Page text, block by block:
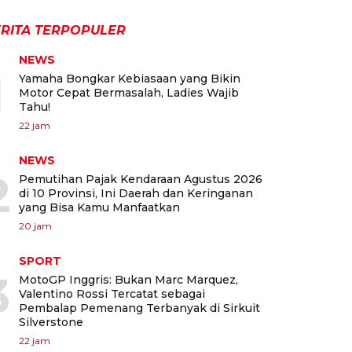
TERPOPULER
NEWS
Yamaha Bongkar Kebiasaan yang Bikin
Motor Cepat Bermasalah, Ladies Wajib
Tahu!
22 jam
NEWS
Pemutihan Pajak Kendaraan Agustus 2026
di 10 Provinsi, Ini Daerah dan Keringanan
yang Bisa Kamu Manfaatkan
20 jam
SPORT
MotoGP Inggris: Bukan Marc Marquez,
Valentino Rossi Tercatat sebagai
Pembalap Pemenang Terbanyak di Sirkuit
Silverstone
22 jam